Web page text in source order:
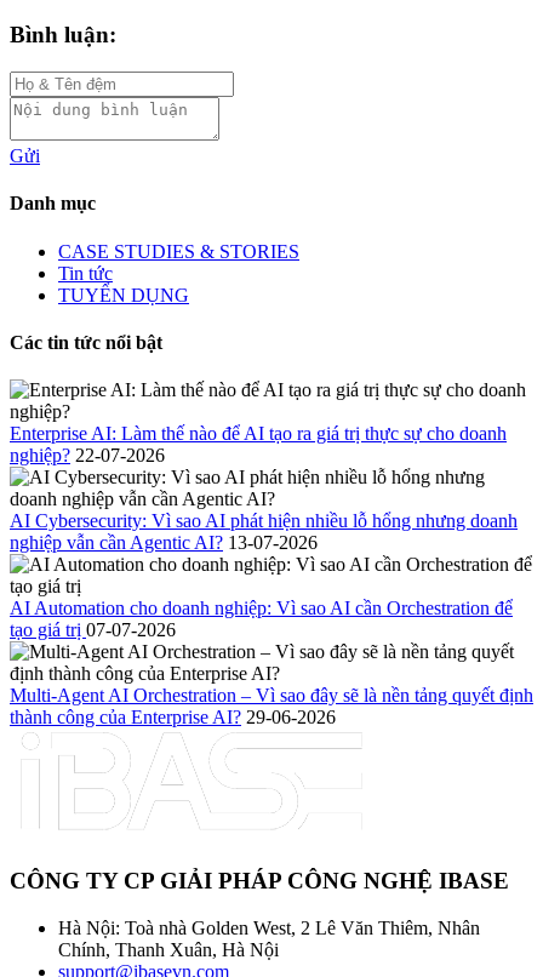
Bình luận:
Gửi
Danh mục
CASE STUDIES & STORIES
Tin tức
TUYỂN DỤNG
Các tin tức nổi bật
Enterprise AI: Làm thế nào để AI tạo ra giá trị thực sự cho doanh
nghiệp? 22-07-2026
AI Cybersecurity: Vì sao AI phát hiện nhiều lỗ hổng nhưng doanh
nghiệp vẫn cần Agentic AI? 13-07-2026
AI Automation cho doanh nghiệp: Vì sao AI cần Orchestration để
tạo giá trị 07-07-2026
Multi-Agent AI Orchestration – Vì sao đây sẽ là nền tảng quyết định
thành công của Enterprise AI? 29-06-2026
CÔNG TY CP GIẢI PHÁP CÔNG NGHỆ IBASE
Hà Nội: Toà nhà Golden West, 2 Lê Văn Thiêm, Nhân
Chính, Thanh Xuân, Hà Nội
support@ibasevn.com